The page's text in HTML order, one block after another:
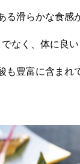
る滑らかな食感
なく、体に良
も豊富に含まれ